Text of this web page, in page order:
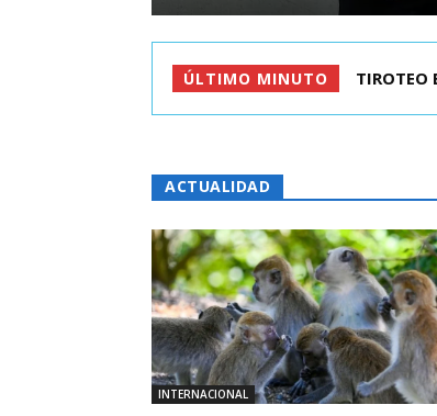
ÚLTIMO MINUTO KAST
ACTUALIDAD
INTERNACIONAL